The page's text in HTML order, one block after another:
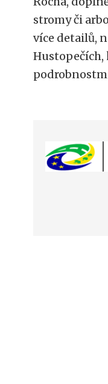
stromy či
více detailů,
Hustopečích,